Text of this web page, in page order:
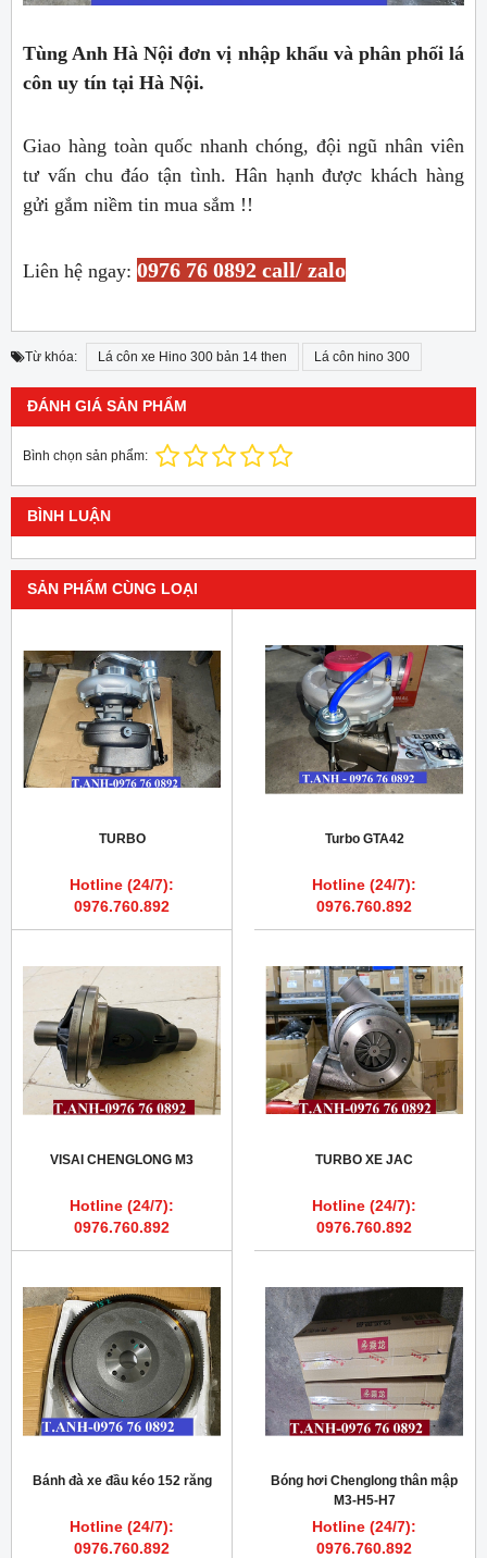
Tùng Anh Hà Nội đơn vị nhập khẩu và phân phối lá
côn uy tín tại Hà Nội.
Giao hàng toàn quốc nhanh chóng, đội ngũ nhân viên
tư vấn chu đáo tận tình. Hân hạnh được khách hàng
gửi gắm niềm tin mua sắm !!
Liên hệ ngay: 0976 76 0892 call/ zalo
Từ khóa: Lá côn xe Hino 300 bản 14 then Lá côn hino 300
ĐÁNH GIÁ SẢN PHẨM
Bình chọn sản phẩm:
BÌNH LUẬN
SẢN PHẨM CÙNG LOẠI
TURBO
Hotline (24/7):
0976.760.892
Turbo GTA42
Hotline (24/7):
0976.760.892
VISAI CHENGLONG M3
Hotline (24/7):
0976.760.892
TURBO XE JAC
Hotline (24/7):
0976.760.892
Bánh đà xe đầu kéo 152 răng
Hotline (24/7):
0976.760.892
Bóng hơi Chenglong thân mập
M3-H5-H7
Hotline (24/7):
0976.760.892